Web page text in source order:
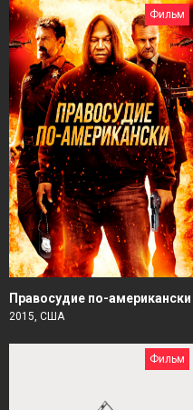
Фильм
Правосудие по-американски
2015, США
Фильм